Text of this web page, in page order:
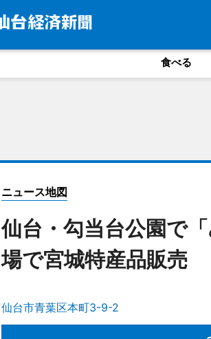
食べる
ニュース地図
仙台・勾当台公園で
場で宮城特産品販売
仙台市青葉区本町3-9-2